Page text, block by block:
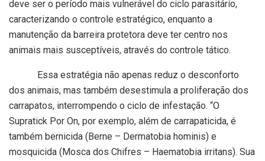
deve ser o período mais vulnerável do ciclo parasitário,
caracterizando o controle estratégico, enquanto a
manutenção da barreira protetora deve ter centro nos
animais mais susceptíveis, através do controle tático.
Essa estratégia não apenas reduz o desconforto
dos animais, mas também desestimula a proliferação dos
carrapatos, interrompendo o ciclo de infestação. “O
Supratick Por On, por exemplo, além de carrapaticida, é
também bernicida (Berne – Dermatobia hominis) e
mosquicida (Mosca dos Chifres – Haematobia irritans). Sua